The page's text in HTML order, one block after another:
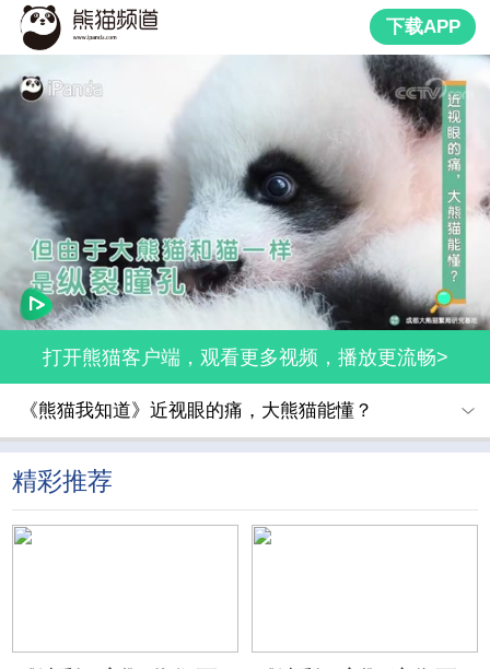
下载APP
打开熊猫客户端，观看更多视频，播放更流畅>
《熊猫我知道》近视眼的痛，大熊猫能懂？
精彩推荐